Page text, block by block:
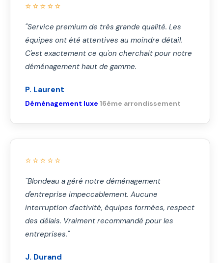
⭐⭐⭐⭐⭐
"Service premium de très grande qualité. Les
équipes ont été attentives au moindre détail.
C'est exactement ce qu'on cherchait pour notre
déménagement haut de gamme.
P. Laurent
Déménagement luxe 16ème arrondissement
⭐⭐⭐⭐⭐
"Blondeau a géré notre déménagement
d'entreprise impeccablement. Aucune
interruption d'activité, équipes formées, respect
des délais. Vraiment recommandé pour les
entreprises."
J. Durand